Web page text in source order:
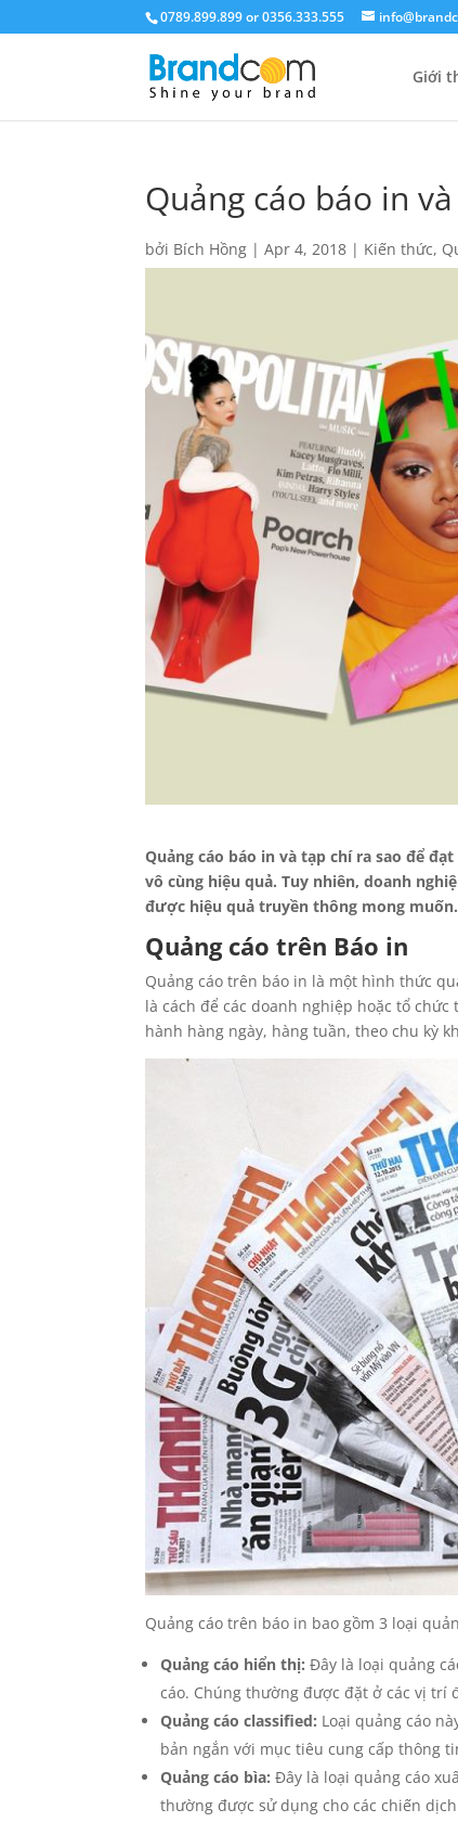
0789.899.899 or 0356.333.555
Giới
Quảng cáo báo in
bởi Bích Hồng |Apr 4, 2018 | Kiến thức,
Quảng cáo báo in và tạp chí ra sao để
vô cùng hiệu quả. Tuy nhiên, doanh
được hiệu quả truyền thông mong muốn.
Quảng cáo trên Báo in
Quảng cáo trên báo in là một hình thức
là cách để các doanh nghiệp hoặc tổ
hành hàng ngày, hàng tuần, theo chu kỳ
Quảng cáo trên báo in bao gồm 3 loại
Quảng cáo hiển thị: Đây là loại quảng
cáo. Chúng thường được đặt ở các vị trí
Quảng cáo classified: Loại quảng cáo
bản ngắn với mục tiêu cung cấp thông
Quảng cáo bìa: Đây là loại quảng cáo
thường được sử dụng cho các chiến